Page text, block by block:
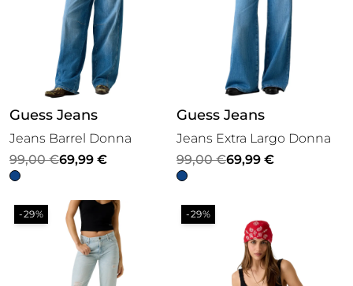
Guess Jeans
Jeans Barrel Donna
99,00€
Il
prezzo
originale
era:
69,99 €
Il
prezzo
attuale
è:
Guess Jeans
Jeans Extra Largo Donna
99,00€
Il
prezzo
originale
era:
69,99 €
Il
prezzo
attuale
è:
-29% -29%